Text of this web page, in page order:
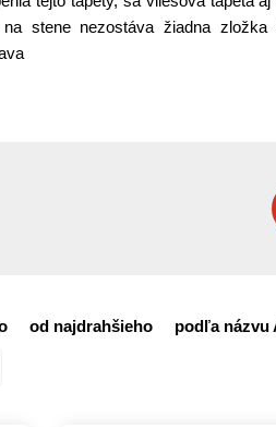
stene nezostáva žiadna
od najdrahšieho podľa názvu